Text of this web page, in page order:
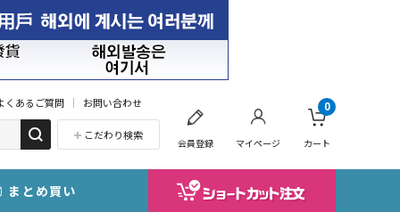
くあるご質問 お問い合わせ
こだわり検索
会員登録 マイページ カート
0
まとめ買い